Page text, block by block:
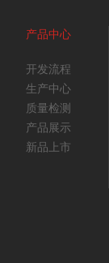
产品中心
开发流程
生产中心
质量检测
产品展示
新品上市